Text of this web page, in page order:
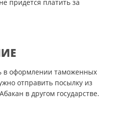
придется платить за
оформлении таможенных
отправить посылку из
в другом государстве.